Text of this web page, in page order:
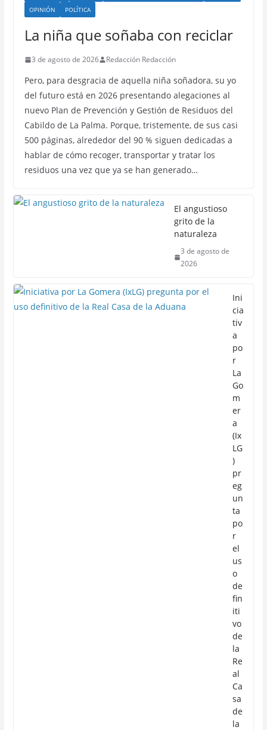
OPINIÓN
POLÍTICA
La niña que soñaba con reciclar
3 de agosto de 2026 Redacción Redacción
Pero, para desgracia de aquella niña soñadora, su yo
del futuro está en 2026 presentando alegaciones al
nuevo Plan de Prevención y Gestión de Residuos del
Cabildo de La Palma. Porque, tristemente, de sus casi
500 páginas, alrededor del 90 % siguen dedicadas a
hablar de cómo recoger, transportar y tratar los
residuos una vez que ya se han generado…
El angustioso
grito de la
naturaleza
3 de agosto de
2026
Ini
cia
tiv
a
po
r
La
Go
m
er
a
(Ix
LG
)
pr
eg
un
ta
po
r
el
us
o
de
fin
iti
vo
de
la
Re
al
Ca
sa
de
la